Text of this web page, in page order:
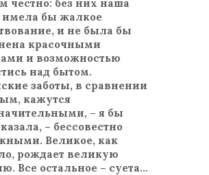
честно: без них наша
бы жалкое
и не была бы
красочными
и возможностью
над бытом.
заботы, в сравнении
кажутся
– я бы
– бессовестно
Великое, как
рождает великую
Все остальное – суета…